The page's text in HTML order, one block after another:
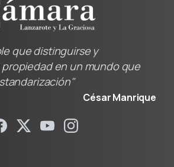
que distinguirse y
en un mundo que
César Manrique